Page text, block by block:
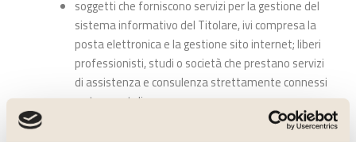
soggetti che forniscono servizi per la gestione del
sistema informativo del Titolare, ivi compresa la
posta elettronica e la gestione sito internet; liberi
professionisti, studi o società che prestano servizi
di assistenza e consulenza strettamente connessi
o strumentali;
soggetti che possono accedere ai dati in forza di